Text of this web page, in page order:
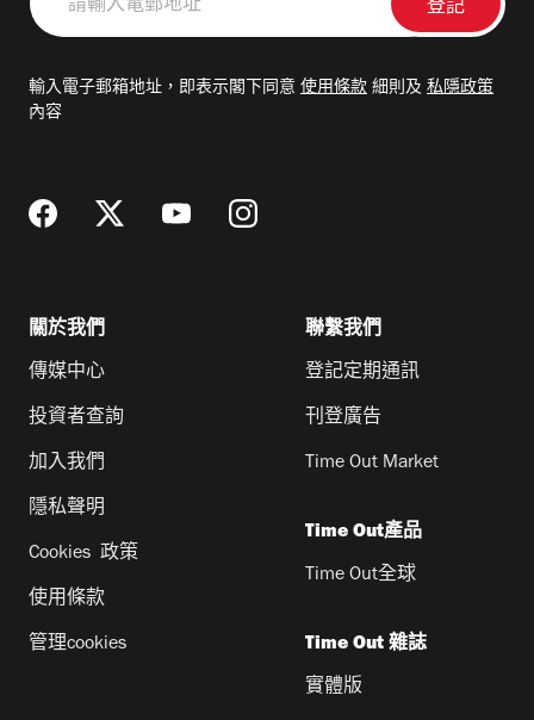
輸
郵
輸入電子郵箱地址，即表示閣下同意 使用條款 細則及 私隱政策
內容
關於我們
傳媒中心
投資者查詢
加入我們
隱私聲明
Cookies 政策
使用條款
管理cookies
聯繫我們
登記定期通訊
刊登廣告
Time Out Market
Time Out產品
Time Out全球
Time Out 雜誌
實體版